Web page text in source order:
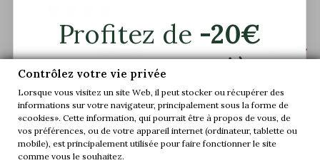
+6,5 cm +6 cm
Contrôlez votre vie privée
Lorsque vous visitez un site Web, il peut stocker ou récupérer des
informations sur votre navigateur, principalement sous la forme de
«cookies». Cette information, qui pourrait être à propos de vous, de
vos préférences, ou de votre appareil internet (ordinateur, tablette ou
mobile), est principalement utilisée pour faire fonctionner le site
comme vous le souhaitez.
Profitez de -20€
sur votre première
commande.
Rejoignez-nous et accédez en avant-
première à nos offres exclusives et à nos
dernières nouveautés.